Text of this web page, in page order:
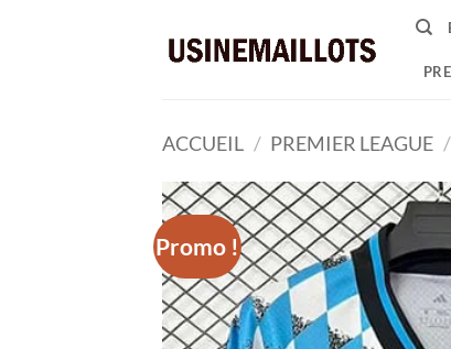
ACCUEIL / PREMIER LEAGUE /
Promo !